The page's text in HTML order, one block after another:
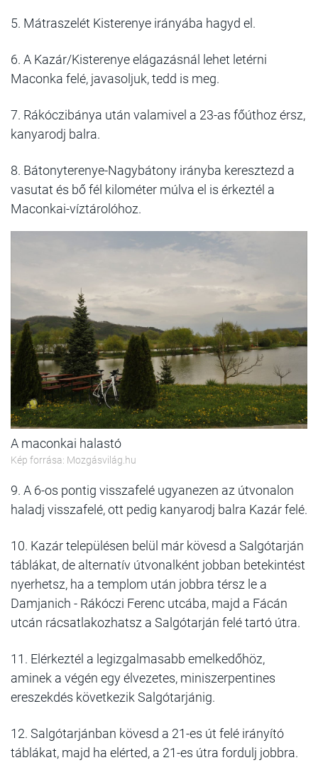
5. Mátraszelét Kisterenye irányába hagyd el.
6. A Kazár/Kisterenye elágazásnál lehet letérni
Maconka felé, javasoljuk, tedd is meg.
7. Rákóczibánya után valamivel a 23-as főúthoz érsz,
kanyarodj balra.
8. Bátonyterenye-Nagybátony irányba keresztezd a
vasutat és bő fél kilométer múlva el is érkeztél a
Maconkai-víztárolóhoz.
A maconkai halastó
Kép forrása: Mozgásvilág.hu
9. A 6-os pontig visszafelé ugyanezen az útvonalon
haladj visszafelé, ott pedig kanyarodj balra Kazár felé.
10. Kazár településen belül már kövesd a Salgótarján
táblákat, de alternatív útvonalként jobban betekintést
nyerhetsz, ha a templom után jobbra térsz le a
Damjanich - Rákóczi Ferenc utcába, majd a Fácán
utcán rácsatlakozhatsz a Salgótarján felé tartó útra.
11. Elérkeztél a legizgalmasabb emelkedőhöz,
aminek a végén egy élvezetes, miniszerpentines
ereszekdés következik Salgótarjánig.
12. Salgótarjánban kövesd a 21-es út felé irányító
táblákat, majd ha elérted, a 21-es útra fordulj jobbra.